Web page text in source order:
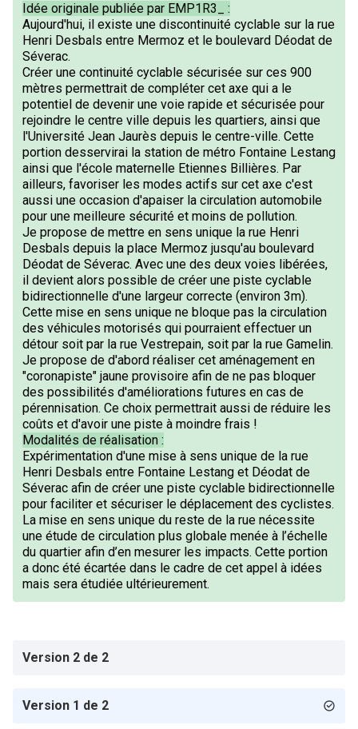
Idée originale publiée par EMP1R3_ :
Aujourd'hui, il existe une discontinuité cyclable sur la rue
Henri Desbals entre Mermoz et le boulevard Déodat de
Séverac.
Créer une continuité cyclable sécurisée sur ces 900
mètres permettrait de compléter cet axe qui a le
potentiel de devenir une voie rapide et sécurisée pour
rejoindre le centre ville depuis les quartiers, ainsi que
l'Université Jean Jaurès depuis le centre-ville. Cette
portion desservirai la station de métro Fontaine Lestang
ainsi que l'école maternelle Etiennes Billières. Par
ailleurs, favoriser les modes actifs sur cet axe c'est
aussi une occasion d'apaiser la circulation automobile
pour une meilleure sécurité et moins de pollution.
Je propose de mettre en sens unique la rue Henri
Desbals depuis la place Mermoz jusqu'au boulevard
Déodat de Séverac. Avec une des deux voies libérées,
il devient alors possible de créer une piste cyclable
bidirectionnelle d'une largeur correcte (environ 3m).
Cette mise en sens unique ne bloque pas la circulation
des véhicules motorisés qui pourraient effectuer un
détour soit par la rue Vestrepain, soit par la rue Gamelin.
Je propose de d'abord réaliser cet aménagement en
"coronapiste" jaune provisoire afin de ne pas bloquer
des possibilités d'améliorations futures en cas de
pérennisation. Ce choix permettrait aussi de réduire les
coûts et d'avoir une piste à moindre frais !
Modalités de réalisation :
Expérimentation d'une mise à sens unique de la rue
Henri Desbals entre Fontaine Lestang et Déodat de
Séverac afin de créer une piste cyclable bidirectionnelle
pour faciliter et sécuriser le déplacement des cyclistes.
La mise en sens unique du reste de la rue nécessite
une étude de circulation plus globale menée à l’échelle
du quartier afin d’en mesurer les impacts. Cette portion
a donc été écartée dans le cadre de cet appel à idées
mais sera étudiée ultérieurement.
Version 2 de 2
Version 1 de 2